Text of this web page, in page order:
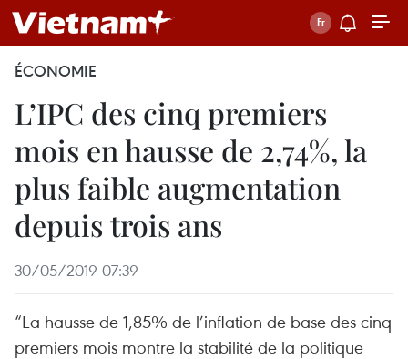
ÉCONOMIE
L’IPC des cinq premiers
mois en hausse de 2,74%, la
plus faible augmentation
depuis trois ans
30/05/2019 07:39
“La hausse de 1,85% de l’inflation de base des cinq
premiers mois montre la stabilité de la politique